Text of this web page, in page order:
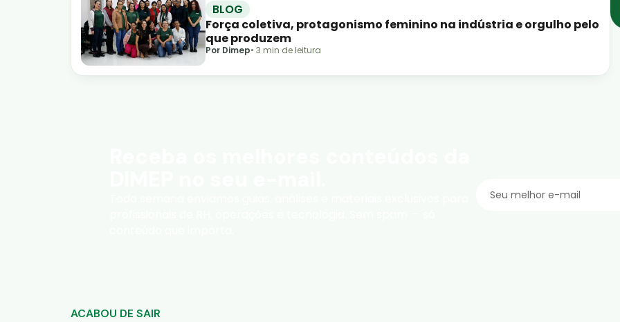
BLOG
Força coletiva, protagonismo feminino na indústria e orgulho pelo
que produzem
Por Dimep• 3 min de leitura
ACABOU DE SAIR